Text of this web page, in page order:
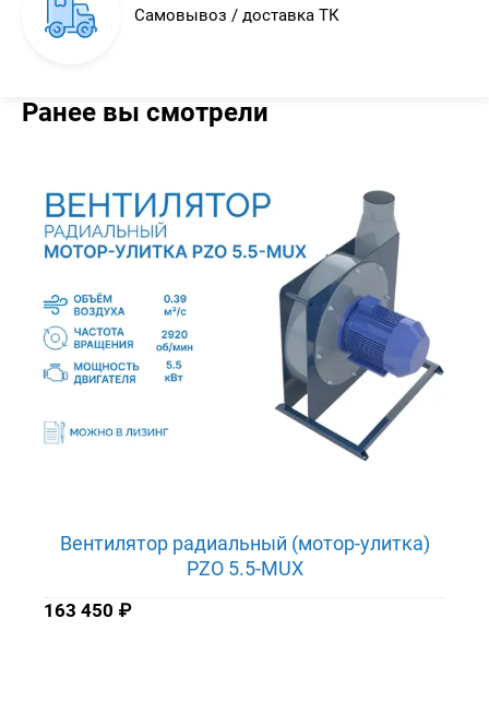
Самовывоз / доставка ТК
Ранее вы смотрели
Вентилятор радиальный (мотор-улитка)
PZO 5.5-MUX
163 450 ₽